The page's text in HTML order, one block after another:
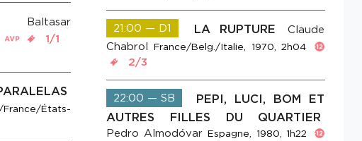
Baltasar
1/1
France/États-
21:00 — D1 LA RUPTURE
Claude
Chabrol
France/Belg./Italie, 1970, 2h04
2/3
22:00 — SB
PEPI, LUCI, BOM ET
AUTRES FILLES DU QUARTIER
Pedro Almodóvar Espagne, 1980, 1h22